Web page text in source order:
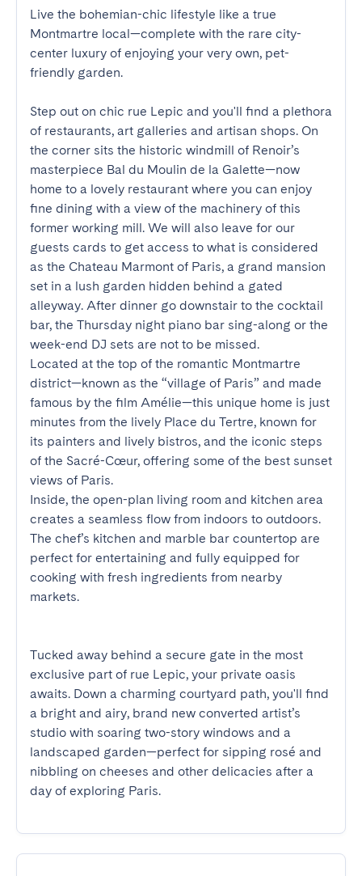
Live the bohemian-chic lifestyle like a true
Montmartre local—complete with the rare city-
center luxury of enjoying your very own, pet-
friendly garden.
Step out on chic rue Lepic and you'll find a plethora
of restaurants, art galleries and artisan shops. On
the corner sits the historic windmill of Renoir’s
masterpiece Bal du Moulin de la Galette—now
home to a lovely restaurant where you can enjoy
fine dining with a view of the machinery of this
former working mill. We will also leave for our
guests cards to get access to what is considered
as the Chateau Marmont of Paris, a grand mansion
set in a lush garden hidden behind a gated
alleyway. After dinner go downstair to the cocktail
bar, the Thursday night piano bar sing-along or the
week-end DJ sets are not to be missed.
Located at the top of the romantic Montmartre
district—known as the “village of Paris” and made
famous by the film Amélie—this unique home is just
minutes from the lively Place du Tertre, known for
its painters and lively bistros, and the iconic steps
of the Sacré-Cœur, offering some of the best sunset
views of Paris.
Inside, the open-plan living room and kitchen area
creates a seamless flow from indoors to outdoors.
The chef’s kitchen and marble bar countertop are
perfect for entertaining and fully equipped for
cooking with fresh ingredients from nearby
markets.
Tucked away behind a secure gate in the most
exclusive part of rue Lepic, your private oasis
awaits. Down a charming courtyard path, you'll find
a bright and airy, brand new converted artist’s
studio with soaring two-story windows and a
landscaped garden—perfect for sipping rosé and
nibbling on cheeses and other delicacies after a
day of exploring Paris.